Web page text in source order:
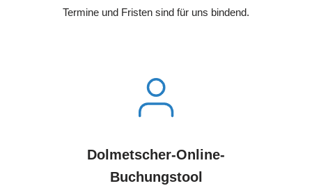
Termine und Fristen sind für uns bindend.
Dolmetscher-Online-
Buchungstool